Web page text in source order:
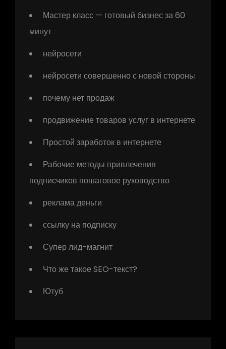
Мастер класс — готовый бизнес за 60
минут
нейросети
нейросети совершенно с новой стороны
почему нет продаж
продвижение товаров услуг в интернете
Простой заработок в интернете
Рабочие методы привлечения
подписчиков пошаговое руководство
реклама деньги
ссылку на подписку
Супер лид-магнит
Что же такое SEO-текст?
Ютуб